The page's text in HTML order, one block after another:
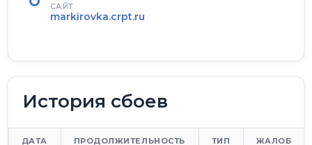
САЙТ
markirovka.crpt.ru
История сбоев
ДАТА ПРОДОЛЖИТЕЛЬНОСТЬ ТИП ЖАЛОБ